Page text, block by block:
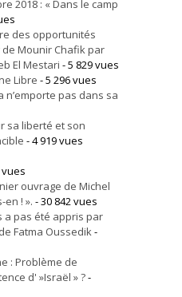
2018 : « Dans le camp
des opportunités
Mounir Chafik par
El Mestari - 5 829 vues
Libre - 5 296 vues
n’emporte pas dans sa
sa liberté et son
- 4 919 vues
vues
ouvrage de Michel
en ! ». - 30 842 vues
a pas été appris par
Fatma Oussedik-
: Problème de
d' »Israël » ?-